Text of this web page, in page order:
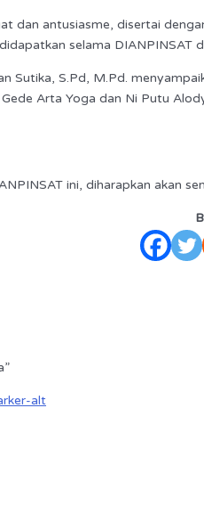
dan antusiasme, disertai
selama DIANPINSAT
Sutika, S.Pd, M.Pd.
Arta Yoga dan Ni Putu
ini, diharapkan akan
alt